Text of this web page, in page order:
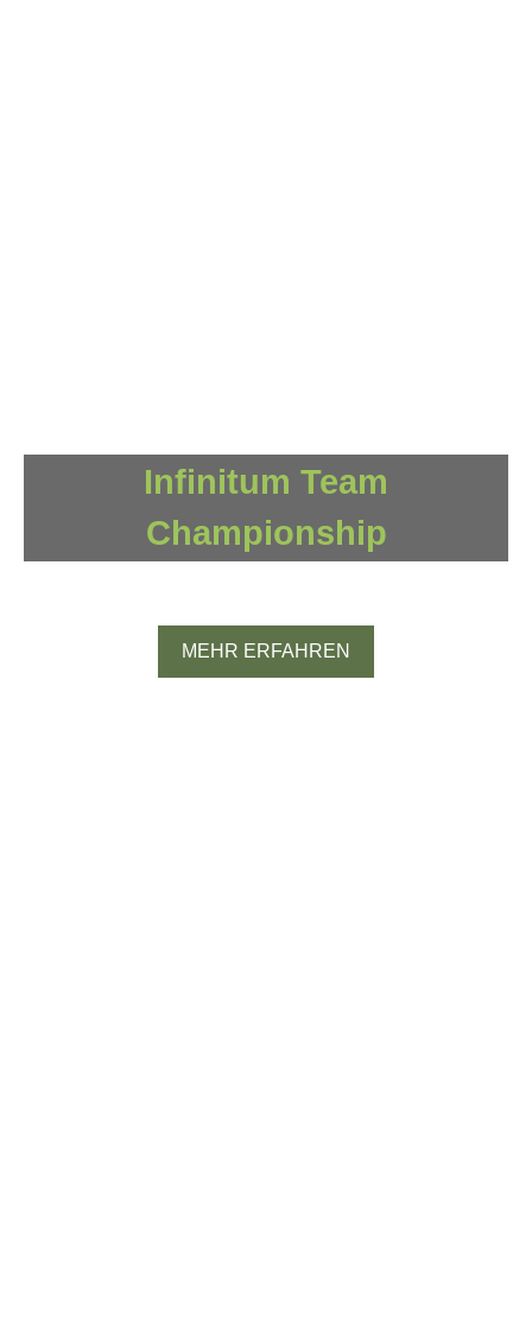
Infinitum Team
Championship
MEHR ERFAHREN